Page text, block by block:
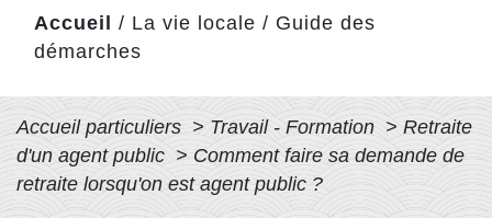
Accueil / La vie locale / Guide des
démarches
Accueil particuliers > Travail - Formation > Retraite
d'un agent public > Comment faire sa demande de
retraite lorsqu'on est agent public ?